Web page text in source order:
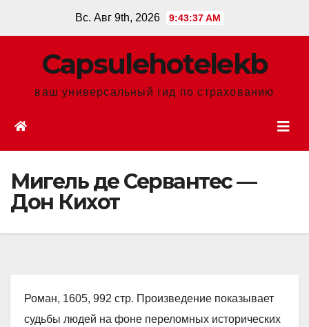
Вс. Авг 9th, 2026 9:43:38 AM
Сapsulehotelekb
ваш универсальный гид по страхованию
Мигель де Сервантес —
Дон Кихот
Роман, 1605, 992 стр. Произведение показывает
судьбы людей на фоне переломных исторических